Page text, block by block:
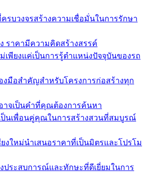
รบวงจรสร้างความเชื่อมั่นในการรักษา
ราคามีความคิดสร้างสรรค์
เพียงแค่เป็นการรู้ตำแหน่งปัจจุบันของรถ
งมือสำคัญสำหรับโครงการก่อสร้างทุก
อาจเป็นคำที่คุณต้องการค้นหา
ป็นเพื่อนคู่คุณในการสร้างสวนที่สมบูรณ์
ยงใหม่นำเสนอราคาที่เป็นมิตรและโปรโม
งประสบการณ์และทักษะที่ดีเยี่ยมในการ